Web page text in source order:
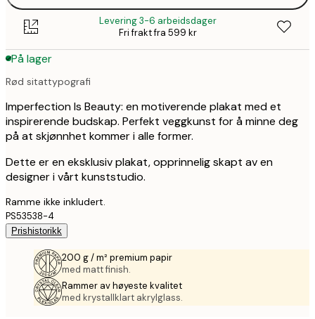
Levering 3-6 arbeidsdager
Fri frakt fra 599 kr
På lager
Rød sitattypografi
Imperfection Is Beauty: en motiverende plakat med et
inspirerende budskap. Perfekt veggkunst for å minne deg
på at skjønnhet kommer i alle former.
Dette er en eksklusiv plakat, opprinnelig skapt av en
designer i vårt kunststudio.
Ramme ikke inkludert.
PS53538-4
Prishistorikk
200 g / m² premium papir
med matt finish.
Rammer av høyeste kvalitet
med krystallklart akrylglass.